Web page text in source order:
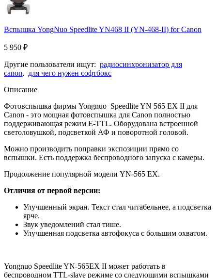
Вспышка YongNuo Speedlite YN468 II (YN-468-II) for Canon
5 950 ₽
Другие пользователи ищут: радиосинхронизатор для
canon, для чего нужен софтбокс
Описание
Фотовспышка фирмы Yongnuo Speedlite YN 565 EX II для
Canon - это мощная фотовспышка для Canon полностью
поддерживающая режим E-TTL. Оборудована встроенной
светоловушкой, подсветкой АФ и поворотной головой.
Можно производить поправки экспозиции прямо со
вспышки. Есть поддержка беспроводного запуска с камеры.
Продолжение популярной модели YN-565 EX.
Отличия от первой версии:
Улучшенный экран. Текст стал читабельнее, а подсветка
ярче.
Звук уведомлений стал тише.
Улучшенная подсветка автофокуса с большим охватом.
Yongnuo Speedlite YN-565EX II может работать в
беспроводном TTL-slave режиме со следующими вспышками